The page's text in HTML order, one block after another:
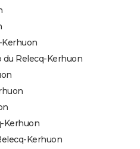
Relecq-Kerhuon
Kerhuon
Kerhuon